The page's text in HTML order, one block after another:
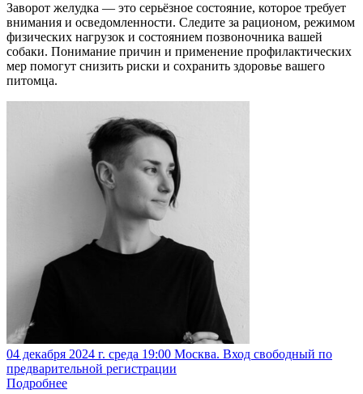
Заворот желудка — это серьёзное состояние, которое требует
внимания и осведомленности. Следите за рационом, режимом
физических нагрузок и состоянием позвоночника вашей
собаки. Понимание причин и применение профилактических
мер помогут снизить риски и сохранить здоровье вашего
питомца.
04 декабря 2024 г. среда 19:00 Москва. Вход свободный по
предварительной регистрации
Подробнее